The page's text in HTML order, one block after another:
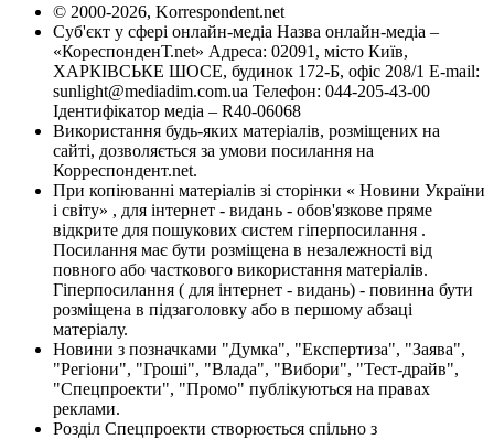
© 2000-2026, Korrespondent.net
Суб'єкт у сфері онлайн-медіа Назва онлайн-медіа –
«КореспонденТ.net» Адреса: 02091, місто Київ,
ХАРКІВСЬКЕ ШОСЕ, будинок 172-Б, офіс 208/1 E-mail:
sunlight@mediadim.com.ua Телефон: 044-205-43-00
Ідентифікатор медіа – R40-06068
Використання будь-яких матеріалів, розміщених на
сайті, дозволяється за умови посилання на
Корреспондент.net.
При копіюванні матеріалів зі сторінки « Новини України
і світу» , для інтернет - видань - обов'язкове пряме
відкрите для пошукових систем гіперпосилання .
Посилання має бути розміщена в незалежності від
повного або часткового використання матеріалів.
Гіперпосилання ( для інтернет - видань) - повинна бути
розміщена в підзаголовку або в першому абзаці
матеріалу.
Новини з позначками "Думка", "Експертиза", "Заява",
"Регіони", "Гроші", "Влада", "Вибори", "Тест-драйв",
"Спецпроекти", "Промо" публікуються на правах
реклами.
Розділ Спецпроекти створюється спільно з